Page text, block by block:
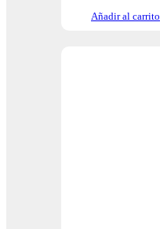
Añadir al carrito